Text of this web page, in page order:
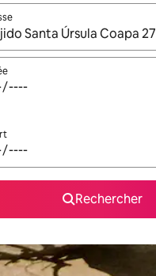
les résultats s'affichent,
Rechercher